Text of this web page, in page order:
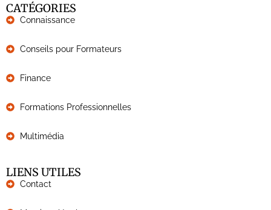
CATÉGORIES
Connaissance
Conseils pour Formateurs
Finance
Formations Professionnelles
Multimédia
LIENS UTILES
Contact